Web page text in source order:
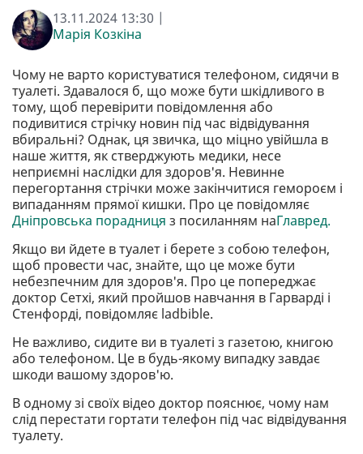
13.11.2024 13:30 |
Марія Козкіна
Чому не варто користуватися телефоном, сидячи в
туалеті. Здавалося б, що може бути шкідливого в
тому, щоб перевірити повідомлення або
подивитися стрічку новин під час відвідування
вбиральні? Однак, ця звичка, що міцно увійшла в
наше життя, як стверджують медики, несе
неприємні наслідки для здоров'я. Невинне
перегортання стрічки може закінчитися гемороєм і
випаданням прямої кишки. Про це повідомляє
Дніпровська порадниця з посиланням наГлавред.
Якщо ви йдете в туалет і берете з собою телефон,
щоб провести час, знайте, що це може бути
небезпечним для здоров'я. Про це попереджає
доктор Сетхі, який пройшов навчання в Гарварді і
Стенфорді, повідомляє ladbible.
Не важливо, сидите ви в туалеті з газетою, книгою
або телефоном. Це в будь-якому випадку завдає
шкоди вашому здоров'ю.
В одному зі своїх відео доктор пояснює, чому нам
слід перестати гортати телефон під час відвідування
туалету.